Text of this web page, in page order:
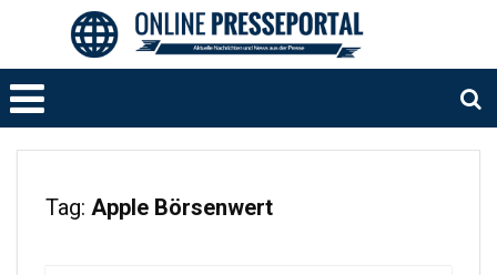
Tag: Apple Börsenwert